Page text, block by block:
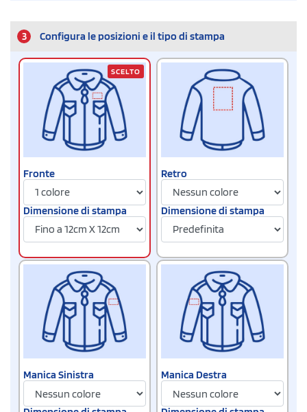
3 Configura le posizioni e il tipo di stampa
Fronte
Dimensione di stampa
SCELTO
Retro
Dimensione di stampa
Manica Sinistra Manica Destra